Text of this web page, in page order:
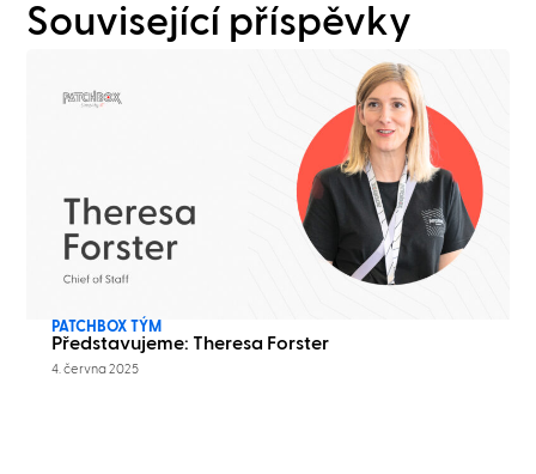
Související příspěvky
PATCHBOX TÝM
Představujeme: Theresa Forster
4. června 2025